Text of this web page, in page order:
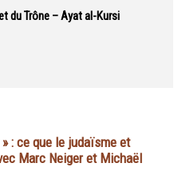
du Trône – Ayat al-Kursi
: ce que le judaïsme et
Marc Neiger et Michaël